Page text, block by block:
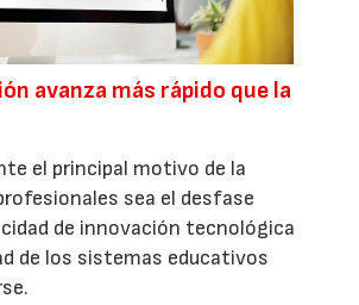
avanza más rápido que la
el principal motivo de la
sea el desfase
de innovación tecnológica
de los sistemas educativos